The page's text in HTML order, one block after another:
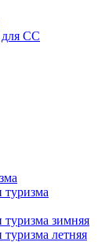
для СС
туризма
зимняя
летняя